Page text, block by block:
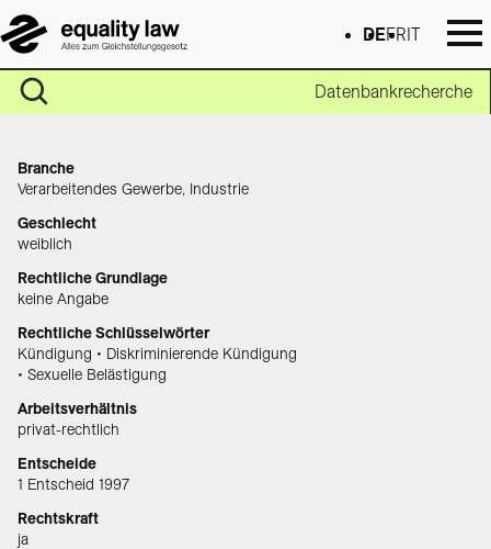
DEFR IT
Datenbankrecherche
Branche
Verarbeitendes Gewerbe, Industrie
Geschlecht
weiblich
Rechtliche Grundlage
keine Angabe
Rechtliche Schlüsselwörter
Kündigung • Diskriminierende Kündigung
• Sexuelle Belästigung
Arbeitsverhältnis
privat-rechtlich
Entscheide
1 Entscheid 1997
Rechtskraft
ja